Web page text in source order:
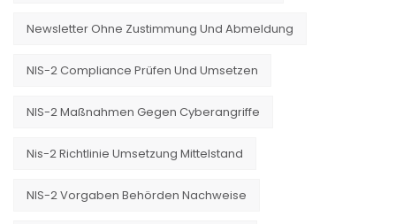
Newsletter Ohne Zustimmung Und Abmeldung
NIS-2 Compliance Prüfen Und Umsetzen
NIS-2 Maßnahmen Gegen Cyberangriffe
Nis-2 Richtlinie Umsetzung Mittelstand
NIS-2 Vorgaben Behörden Nachweise